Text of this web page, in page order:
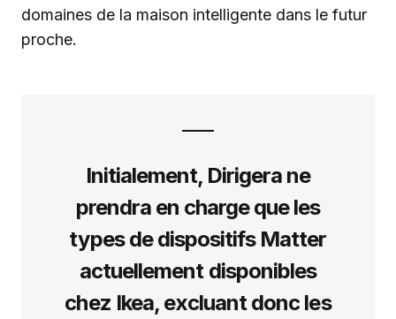
domaines de la maison intelligente dans le futur
proche.
Initialement, Dirigera ne
prendra en charge que les
types de dispositifs Matter
actuellement disponibles
chez Ikea, excluant donc les